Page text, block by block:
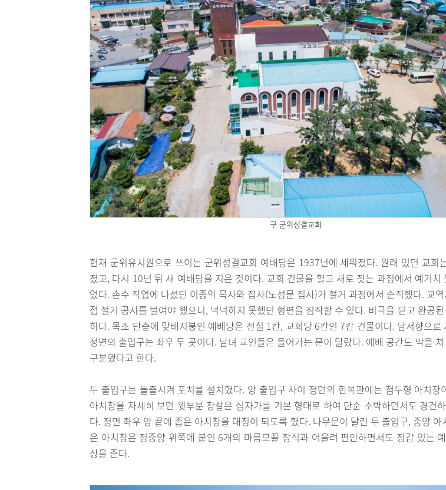
구 군위성결교회
현재 군위유치원으로 쓰이는 군위성결교회 예배당은 1937년에 세워졌다. 원래 있던 교회
졌고, 다시 10년 뒤 새 예배당을 지은 것이다. 교회 건물을 헐고 새로 짓는 과정에서 예기치
었다. 손수 작업에 나섰던 이종익 목사와 집사(노성문 집사)가 철거 과정에서 순직했다. 교
접 철거 공사를 벌여야 했으니, 넉넉하지 못했던 형편을 짐작할 수 있다. 비극을 딛고 완공
하다. 목조 단층에 맞배지붕인 예배당은 전실 1칸, 교회당 6칸인 7칸 건물이다. 남서향으로
정면의 출입구는 좌우 두 곳이다. 남녀 교인들은 들어가는 문이 달랐다. 예배 공간도 막을
구분했다고 한다.
두 출입구는 돌출시켜 포치를 설치했다. 양 출입구 사이 정면의 한복판에는 첨두형 아치창
아치창을 자세히 보면 윗부분 창살은 십자가를 기본 형태로 하여 단순 소박하면서도 경건
다. 정면 좌우 양 끝에 좁은 아치창을 대칭이 되도록 했다. 나무문이 달린 두 출입구, 중앙 아
은 아치창은 정중앙 위쪽에 붙인 6개의 마름모꼴 장식과 어울려 편안하면서도 정감 있는
상을 준다.